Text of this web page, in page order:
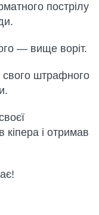
пострілу
— вище воріт.
штрафного
кіпера і отримав